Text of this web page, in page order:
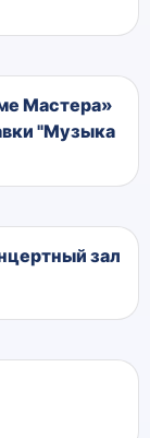
Мастера»
"Музыка
зал